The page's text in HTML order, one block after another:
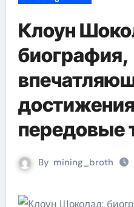
Клоун
биография,
передовые
By mining_broth